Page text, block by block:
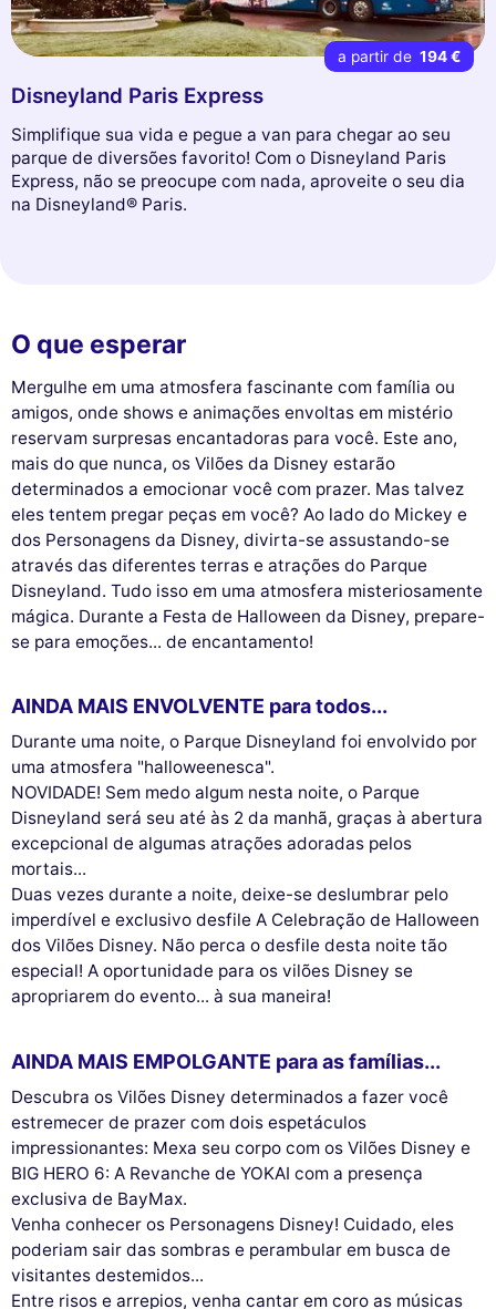
a partir de 194 €
Disneyland Paris Express
Simplifique sua vida e pegue a van para chegar ao seu
parque de diversões favorito! Com o Disneyland Paris
Express, não se preocupe com nada, aproveite o seu dia
na Disneyland® Paris.
O que esperar
Mergulhe em uma atmosfera fascinante com família ou
amigos, onde shows e animações envoltas em mistério
reservam surpresas encantadoras para você. Este ano,
mais do que nunca, os Vilões da Disney estarão
determinados a emocionar você com prazer. Mas talvez
eles tentem pregar peças em você? Ao lado do Mickey e
dos Personagens da Disney, divirta-se assustando-se
através das diferentes terras e atrações do Parque
Disneyland. Tudo isso em uma atmosfera misteriosamente
mágica. Durante a Festa de Halloween da Disney, prepare-
se para emoções... de encantamento!
AINDA MAIS ENVOLVENTE para todos...
Durante uma noite, o Parque Disneyland foi envolvido por
uma atmosfera "halloweenesca".
NOVIDADE! Sem medo algum nesta noite, o Parque
Disneyland será seu até às 2 da manhã, graças à abertura
excepcional de algumas atrações adoradas pelos
mortais...
Duas vezes durante a noite, deixe-se deslumbrar pelo
imperdível e exclusivo desfile A Celebração de Halloween
dos Vilões Disney. Não perca o desfile desta noite tão
especial! A oportunidade para os vilões Disney se
apropriarem do evento... à sua maneira!
AINDA MAIS EMPOLGANTE para as famílias...
Descubra os Vilões Disney determinados a fazer você
estremecer de prazer com dois espetáculos
impressionantes: Mexa seu corpo com os Vilões Disney e
BIG HERO 6: A Revanche de YOKAI com a presença
exclusiva de BayMax.
Venha conhecer os Personagens Disney! Cuidado, eles
poderiam sair das sombras e perambular em busca de
visitantes destemidos...
Entre risos e arrepios, venha cantar em coro as músicas